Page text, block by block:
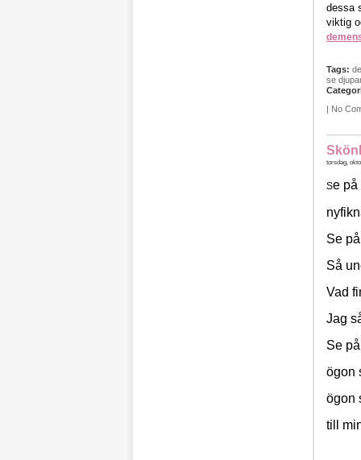
dessa
viktig
Tags:
se
| No
torsdag,
Se på
Se
Så
Vad
Jag
Se
ögon
ögon
till